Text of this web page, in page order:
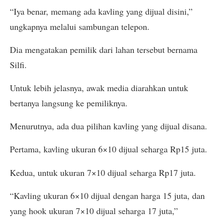
“Iya benar, memang ada kavling yang dijual disini,”
ungkapnya melalui sambungan telepon.
Dia mengatakan pemilik dari lahan tersebut bernama
Silfi.
Untuk lebih jelasnya, awak media diarahkan untuk
bertanya langsung ke pemiliknya.
Menurutnya, ada dua pilihan kavling yang dijual disana.
Pertama, kavling ukuran 6×10 dijual seharga Rp15 juta.
Kedua, untuk ukuran 7×10 dijual seharga Rp17 juta.
“Kavling ukuran 6×10 dijual dengan harga 15 juta, dan
yang hook ukuran 7×10 dijual seharga 17 juta,”